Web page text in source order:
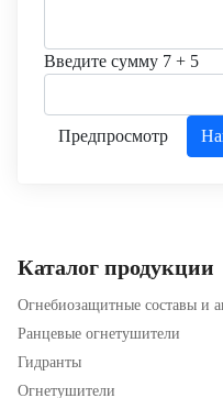
Введите сумму 7 + 5
Каталог продукции
Огнебиозащитные составы и
Ранцевые огнетушители
Гидранты
Огнетушители